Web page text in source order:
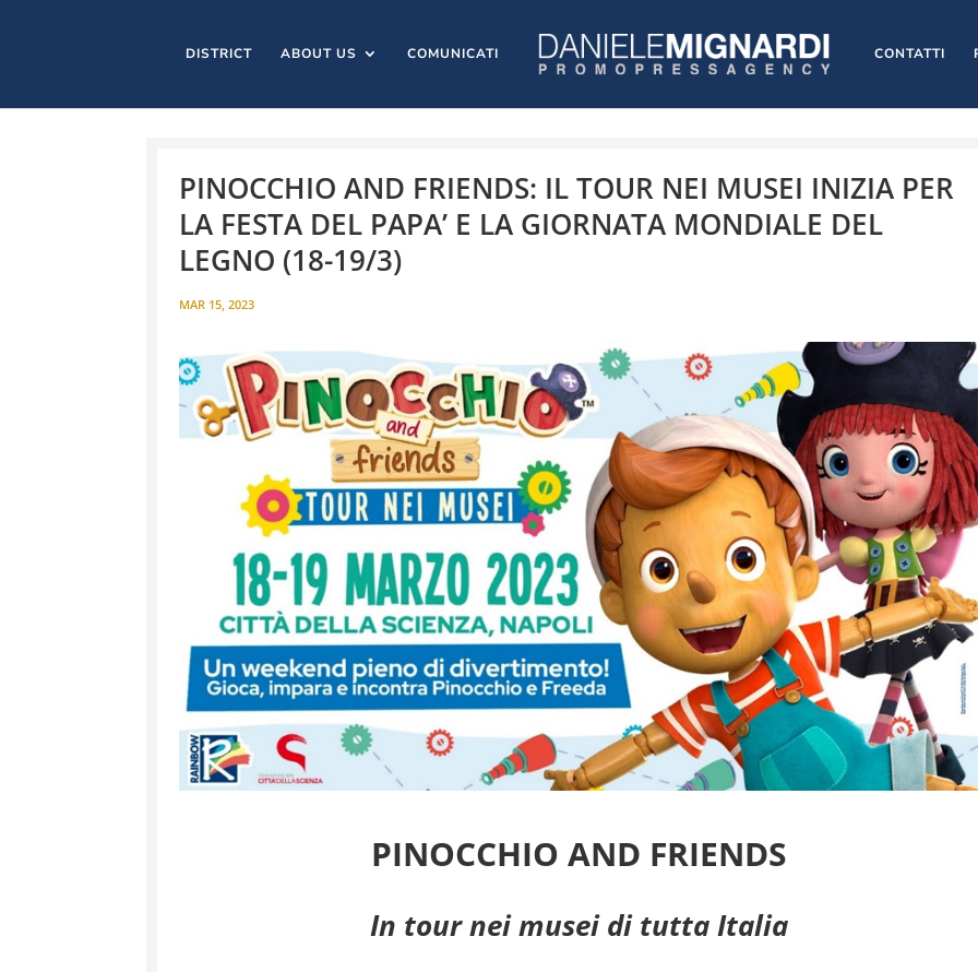
DISTRICT ABOUT US COMUNICATI CONTATTI
PINOCCHIO AND FRIENDS: IL TOUR NEI MUSEI INIZIA PER
LA FESTA DEL PAPA’ E LA GIORNATA MONDIALE DEL
LEGNO (18-19/3)
MAR 15, 2023
PINOCCHIO AND FRIENDS
In tour nei musei di tutta Italia